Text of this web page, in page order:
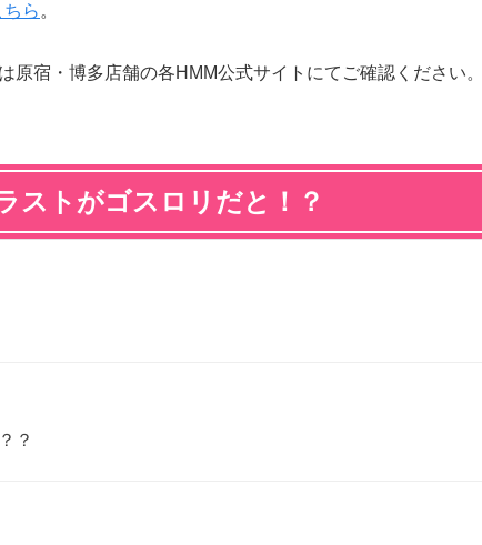
ちら 。
原宿・博多店舗の各HMM公式サイトにてご確認ください。
ストがゴスロリだと！？
？